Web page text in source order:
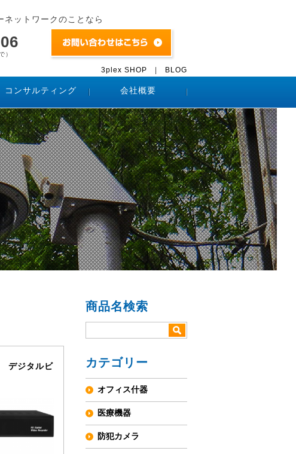
ネットワークのことなら
）
3plex SHOP BLOG
コンサルティング 会社概要
商品名検索
カテゴリー
オフィス什器
医療機器
防犯カメラ
デジタルビ